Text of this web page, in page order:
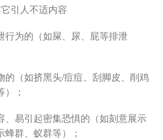
引人不适内容
为的（如屎、尿、屁等排泄
（如挤黑头/痘痘、刮脚皮、削鸡
；
易引起密集恐惧的（如刻意展示
群、蚁群等）；